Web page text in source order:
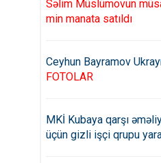
Səlim Müslümovun
min manata satıldı
Ceyhun Bayramov
FOTOLAR
MKİ Kubaya qarşı
üçün gizli işçi qrupu